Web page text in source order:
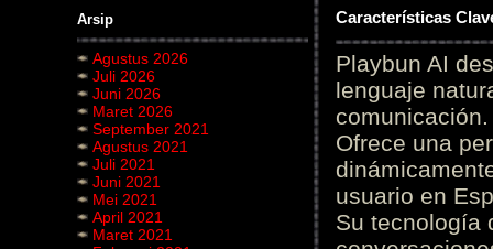
Arsip
Agustus 2026
Juli 2026
Juni 2026
Maret 2026
September 2021
Agustus 2021
Juli 2021
Juni 2021
Mei 2021
April 2021
Maret 2021
Características
Playbun AI
lenguaje
comunicación.
Ofrece una
usuario en
Su tecnología